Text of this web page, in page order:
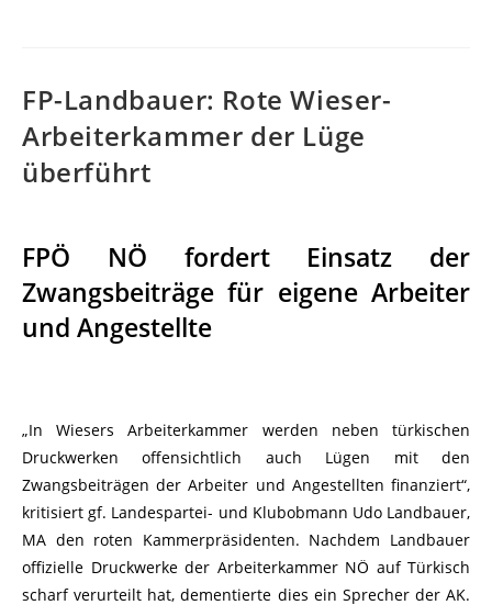
FP-Landbauer: Rote Wieser-
Arbeiterkammer der Lüge
überführt
FPÖ NÖ fordert Einsatz der
Zwangsbeiträge für eigene Arbeiter
und Angestellte
„In Wiesers Arbeiterkammer werden neben türkischen
Druckwerken offensichtlich auch Lügen mit den
Zwangsbeiträgen der Arbeiter und Angestellten finanziert“,
kritisiert gf. Landespartei- und Klubobmann Udo Landbauer,
MA den roten Kammerpräsidenten. Nachdem Landbauer
offizielle Druckwerke der Arbeiterkammer NÖ auf Türkisch
scharf verurteilt hat, dementierte dies ein Sprecher der AK.